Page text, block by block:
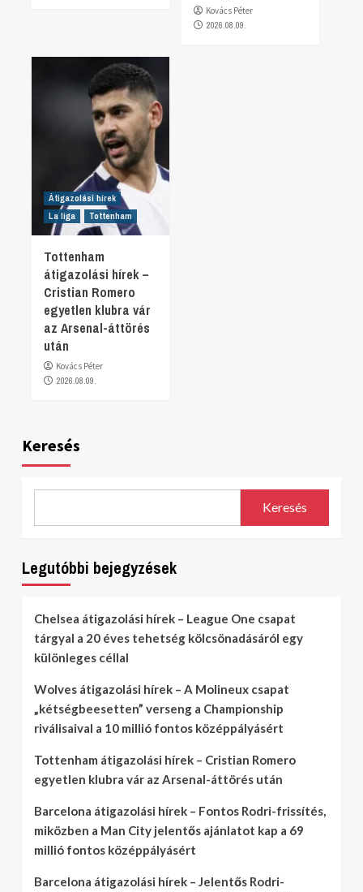
Kovács Péter
2026.08.09.
Átigazolási hírek
La liga
Tottenham
Tottenham
átigazolási hírek –
Cristian Romero
egyetlen klubra vár
az Arsenal-áttörés
után
Kovács Péter
2026.08.09.
Keresés
Keresés
Legutóbbi bejegyzések
Chelsea átigazolási hírek – League One csapat
tárgyal a 20 éves tehetség kölcsönadásáról egy
különleges céllal
Wolves átigazolási hírek – A Molineux csapat
„kétségbeesetten” verseng a Championship
riválisaival a 10 millió fontos középpályásért
Tottenham átigazolási hírek – Cristian Romero
egyetlen klubra vár az Arsenal-áttörés után
Barcelona átigazolási hírek – Fontos Rodri-frissítés,
miközben a Man City jelentős ajánlatot kap a 69
millió fontos középpályásért
Barcelona átigazolási hírek – Jelentős Rodri-